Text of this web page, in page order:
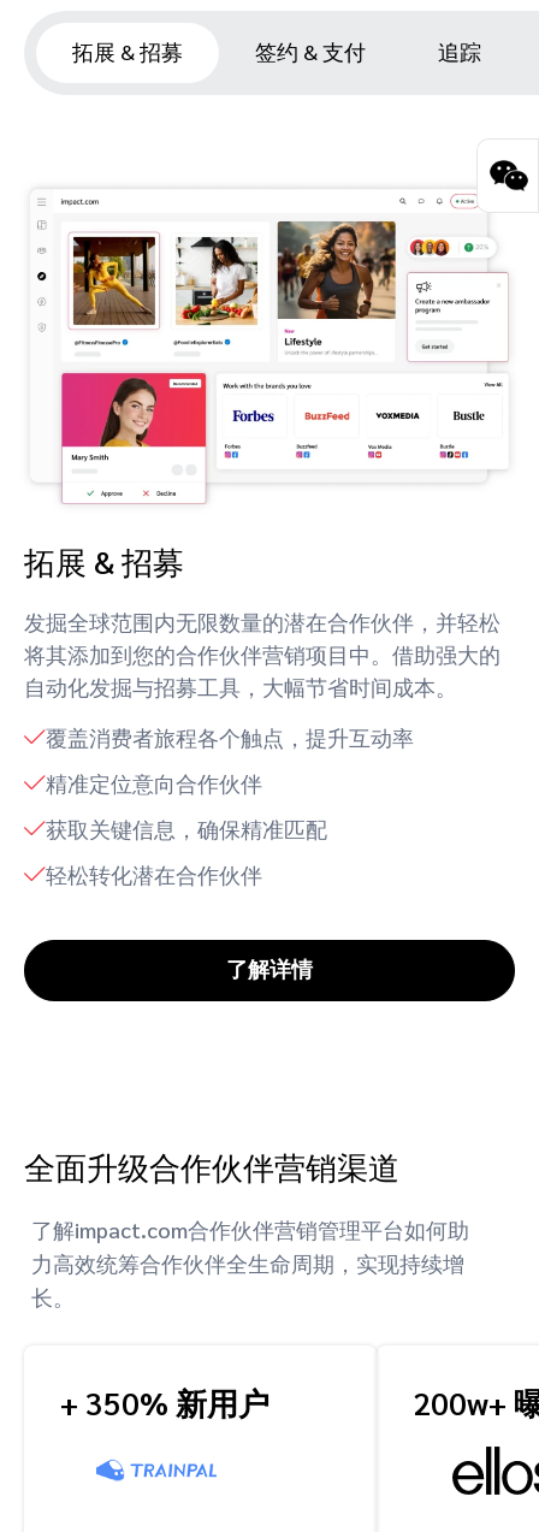
拓展 & 招募 签约 & 支付 追踪
拓展 & 招募
发掘全球范围内无限数量的潜在合作伙伴，并轻松
将其添加到您的合作伙伴营销项目中。借助强大的
自动化发掘与招募工具，大幅节省时间成本。
覆盖消费者旅程各个触点，提升互动率
精准定位意向合作伙伴
获取关键信息，确保精准匹配
轻松转化潜在合作伙伴
了解详情
全面升级合作伙伴营销渠道
了解impact.com合作伙伴营销管理平台如何助
力高效统筹合作伙伴全生命周期，实现持续增
长。
+ 350% 新用户 200w+